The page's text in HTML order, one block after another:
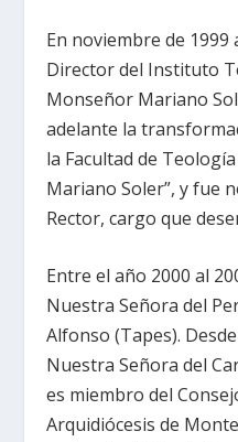
En noviembre de 1999
Director del Instituto
Monseñor Mariano
adelante la
la Facultad de
Mariano Soler”, y fue
Rector, cargo que
Entre el año 2000 al
Nuestra Señora del
Alfonso (Tapes).
Nuestra Señora del
es miembro del
Arquidiócesis de